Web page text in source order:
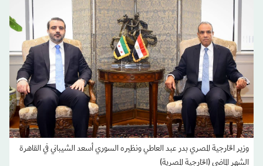
وزير الخارجية المصري بدر عبد العاطي ونظيره السوري أسعد الشيباني في القاهرة
الشهر الماضي (الخارجية المصرية)